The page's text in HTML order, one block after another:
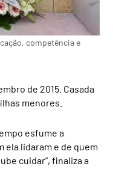
competência e
de 2015. Casada
menores.
esfume a
ela lidaram e de quem
cuidar”, finaliza a